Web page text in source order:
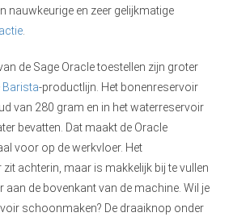
nauwkeurige en zeer gelijkmatige
de Sage Oracle toestellen zijn groter
Barista-productlijn. Het bonenreservoir
van 280 gram en in het waterreservoir
bevatten. Dat maakt de Oracle
voor op de werkvloer. Het
achterin, maar is makkelijk bij te vullen
aan de bovenkant van de machine. Wil je
schoonmaken? De draaiknop onder